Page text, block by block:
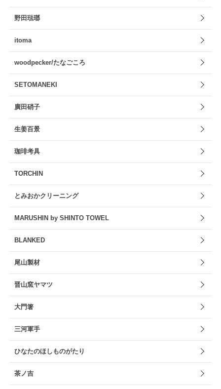
野田琺瑯
itoma
woodpecker/たなごころ
SETOMANEKI
廣田硝子
生姜百景
珈琲考具
TORCHIN
とみおかクリーニング
MARUSHIN by SHINTO TOWEL
BLANKED
尾山製材
晋山窯ヤマツ
大門箸
三河軍手
ひなたのほしものがたり
茶ノ吉